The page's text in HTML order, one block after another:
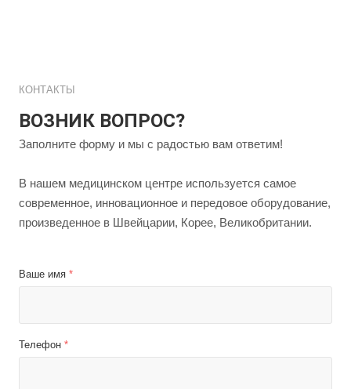
КОНТАКТЫ
ВОЗНИК ВОПРОС?
Заполните форму и мы с радостью вам ответим!
В нашем медицинском центре используется самое
современное, инновационное и передовое оборудование,
произведенное в Швейцарии, Корее, Великобритании.
Ваше имя *
Телефон *